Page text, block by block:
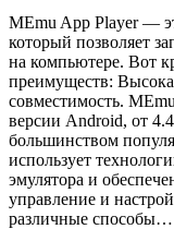
MEmu App Player —
который позволяет
на компьютере. Вот
преимуществ:
совместимость.
версии Android, от
большинством
использует
эмулятора и
управление и
различные способы…